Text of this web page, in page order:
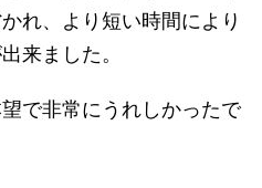
れ、より短い時間により
来ました。
で非常にうれしかったで